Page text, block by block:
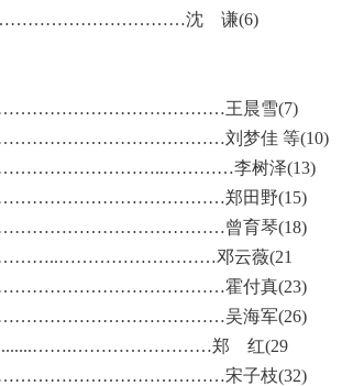
沈 谦(6)
王晨雪(7)
刘梦佳 等(10)
李树泽(13)
郑田野(15)
曾育琴(18)
邓云薇(21
霍付真(23)
吴海军(26)
郑 红(29
宋子枝(32)